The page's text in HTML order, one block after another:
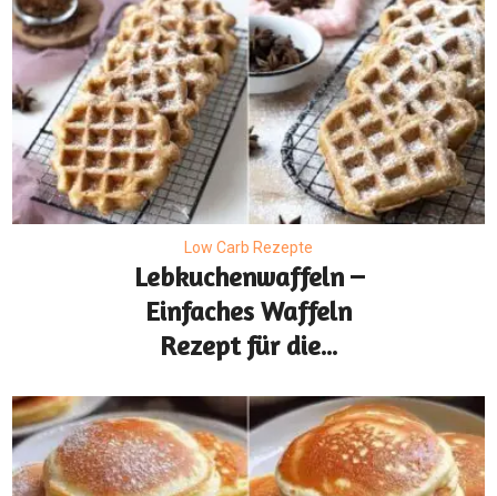
Low Carb Rezepte
Lebkuchenwaffeln –
Einfaches Waffeln
Rezept für die...